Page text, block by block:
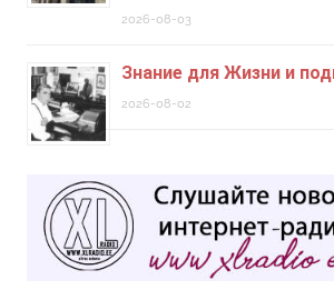
2026-08-03
Знание для Жизни и
2026-08-02